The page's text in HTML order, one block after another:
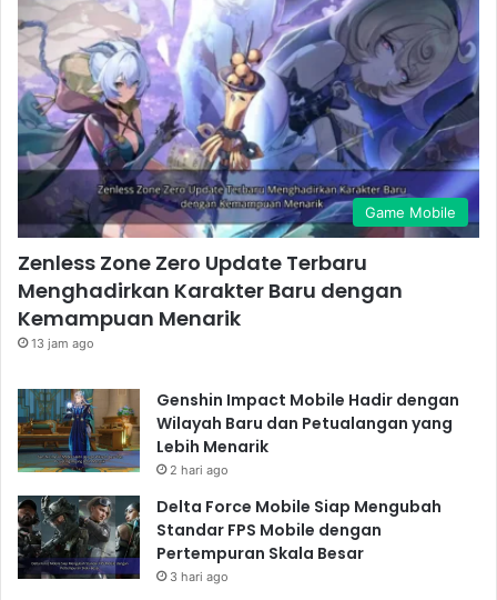
Game Mobile
Zenless Zone Zero Update Terbaru
Menghadirkan Karakter Baru dengan
Kemampuan Menarik
13 jam ago
Genshin Impact Mobile Hadir dengan
Wilayah Baru dan Petualangan yang
Lebih Menarik
2 hari ago
Delta Force Mobile Siap Mengubah
Standar FPS Mobile dengan
Pertempuran Skala Besar
3 hari ago